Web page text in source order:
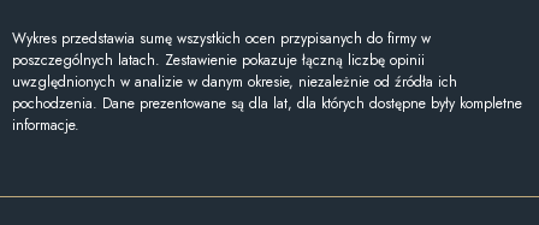
Wykres przedstawia sumę wszystkich ocen przypisanych do firmy w
poszczególnych latach. Zestawienie pokazuje łączną liczbę opinii
uwzględnionych w analizie w danym okresie, niezależnie od źródła ich
pochodzenia. Dane prezentowane są dla lat, dla których dostępne były kompletne
informacje.